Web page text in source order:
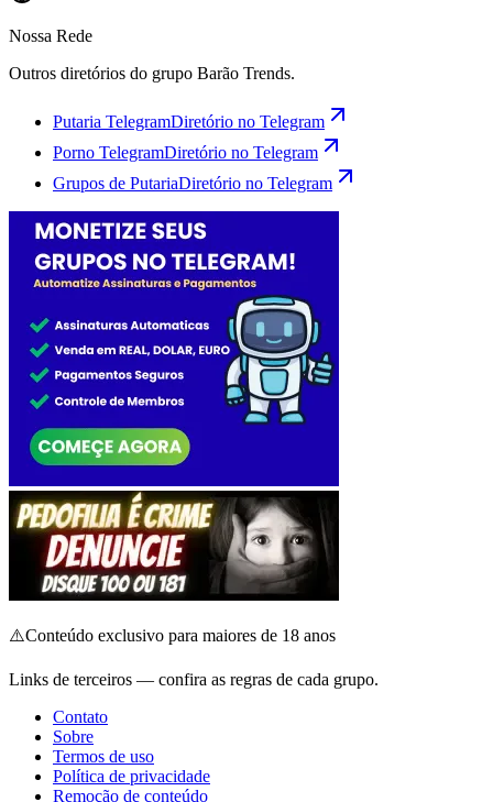
Nossa Rede
Outros diretórios do grupo Barão Trends.
Putaria TelegramDiretório no Telegram
Porno TelegramDiretório no Telegram
Grupos de PutariaDiretório no Telegram
⚠️Conteúdo exclusivo para maiores de 18 anos
Links de terceiros — confira as regras de cada grupo.
Contato
Sobre
Termos de uso
Política de privacidade
Remoção de conteúdo